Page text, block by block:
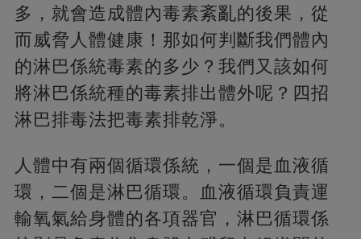
多，就會造成體內毒素紊亂的後果，從
而威脅人體健康！那如何判斷我們體內
的淋巴係統毒素的多少？我們又該如何
將淋巴係統種的毒素排出體外呢？四招
淋巴排毒法把毒素排乾淨。
人體中有兩個循環係統，一個是血液循
環，二個是淋巴循環。血液循環負責運
輸氧氣給身體的各項器官，淋巴循環係